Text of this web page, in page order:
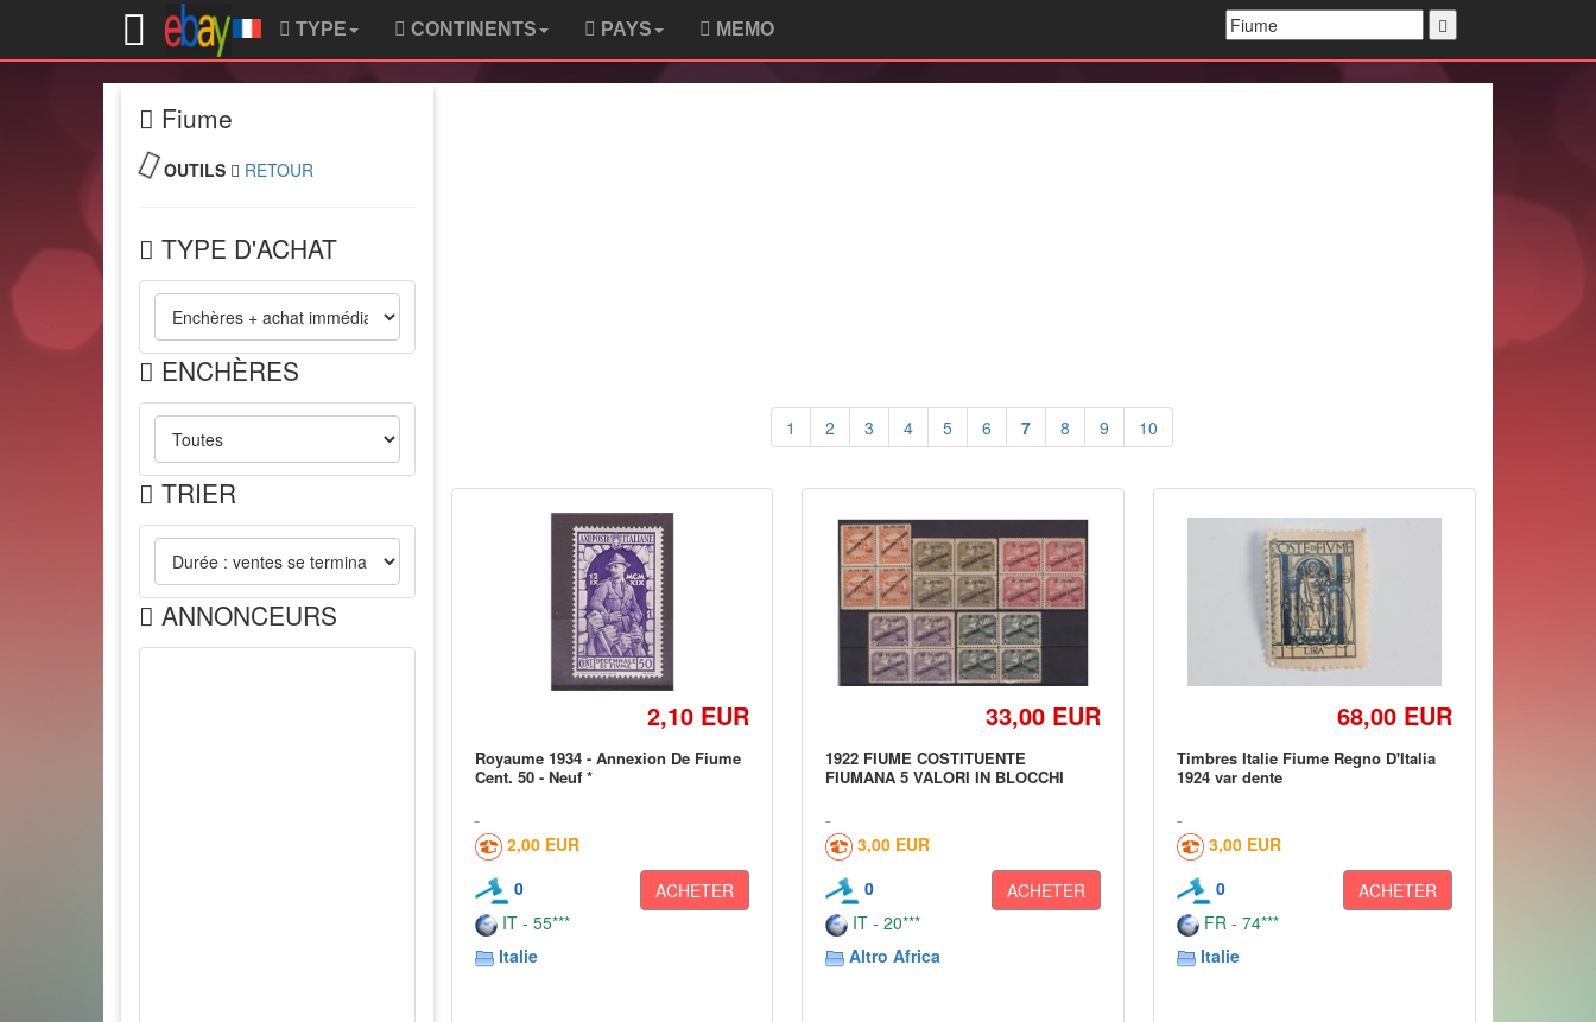
TYPE CONTINENTS PAYS MEMO
Fiume
OUTILS RETOUR
TYPE D'ACHAT
ENCHÈRES
TRIER
ANNONCEURS
1 2 3 4 5 6 7 8 9 10
2,10 EUR
Royaume 1934 - Annexion De Fiume
Cent. 50 - Neuf *
2,00 EUR
0
ACHETER
IT - 55***
Italie
33,00 EUR
1922 FIUME COSTITUENTE
FIUMANA 5 VALORI IN BLOCCHI
3,00 EUR
0
ACHETER
IT - 20***
Altro Africa
68,00 EUR
Timbres Italie Fiume Regno D'Italia
1924 var dente
3,00 EUR
0
ACHETER
FR - 74***
Italie